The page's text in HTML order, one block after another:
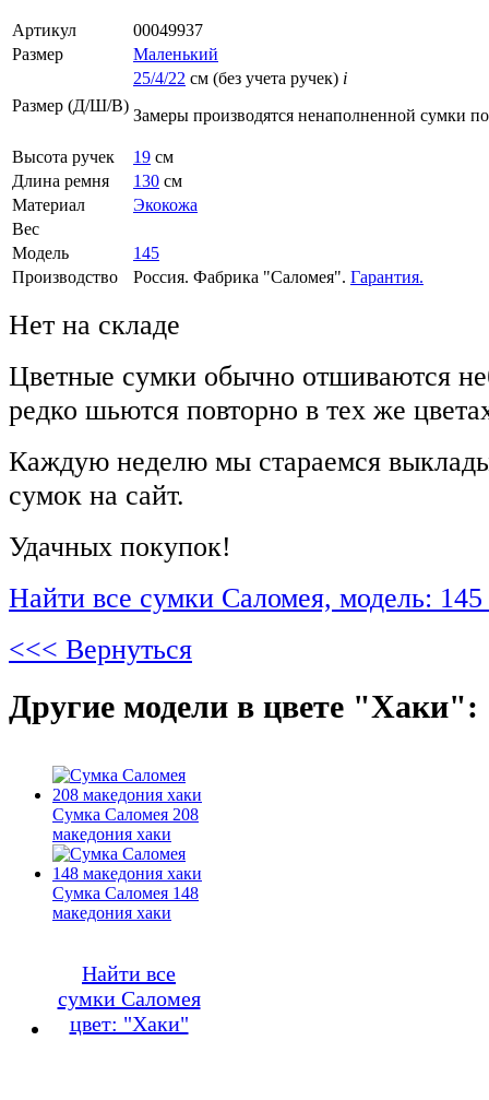
Артикул
00049937
Размер
Маленький
Размер (Д/Ш/В)
25/4/22 см (без учета ручек) i
Замеры производятся ненаполненной сумки
Высота ручек 19 см
Длина ремня
130 см
Материал
Экокожа
Вес
Модель
145
Производство
Россия. Фабрика "Саломея". Гарантия.
Нет на складе
Цветные сумки обычно отшиваются
редко шьются повторно в тех же
Каждую неделю мы стараемся
сумок на сайт.
Удачных покупок!
Найти все сумки Саломея, модель:
<<< Вернуться
Другие модели в цвете "Хаки":
Сумка Саломея 208
македония хаки
Сумка Саломея 148
македония хаки
Найти все
сумки Саломея
цвет: "Хаки"